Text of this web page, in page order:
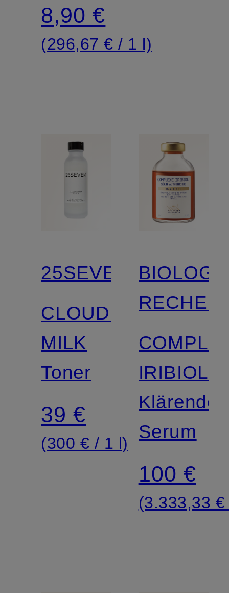
8,90 €
(296,67 € / 1 l)
25SEVEN
CLOUDED
MILK
Toner
39 €
(300 € / 1 l)
IRIBIOL
Klärendes
Serum
100 €
(3.333,33